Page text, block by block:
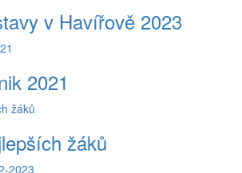
v Havířově 2023
2021
žáků